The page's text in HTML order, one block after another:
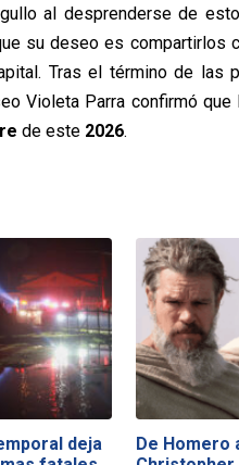
al desprenderse de
su deseo es
Tras el término de las
Violeta Parra confirmó que
de este 2026.
deja
De Homero